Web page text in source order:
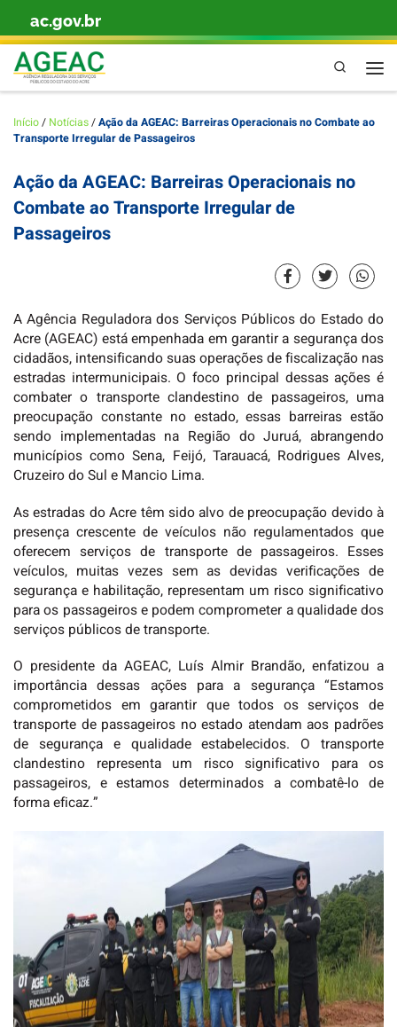
Skip to content
ac.gov.br
Pesquisa
Início/ Notícias/Ação da AGEAC: Barreiras Operacionais no Combate ao
Transporte Irregular de Passageiros
Ação da AGEAC: Barreiras Operacionais no
Combate ao Transporte Irregular de
Passageiros
A Agência Reguladora dos Serviços Públicos do Estado do
Acre (AGEAC) está empenhada em garantir a segurança dos
cidadãos, intensificando suas operações de fiscalização nas
estradas intermunicipais. O foco principal dessas ações é
combater o transporte clandestino de passageiros, uma
preocupação constante no estado, essas barreiras estão
sendo implementadas na Região do Juruá, abrangendo
municípios como Sena, Feijó, Tarauacá, Rodrigues Alves,
Cruzeiro do Sul e Mancio Lima.
As estradas do Acre têm sido alvo de preocupação devido à
presença crescente de veículos não regulamentados que
oferecem serviços de transporte de passageiros. Esses
veículos, muitas vezes sem as devidas verificações de
segurança e habilitação, representam um risco significativo
para os passageiros e podem comprometer a qualidade dos
serviços públicos de transporte.
O presidente da AGEAC, Luís Almir Brandão, enfatizou a
importância dessas ações para a segurança “Estamos
comprometidos em garantir que todos os serviços de
transporte de passageiros no estado atendam aos padrões
de segurança e qualidade estabelecidos. O transporte
clandestino representa um risco significativo para os
passageiros, e estamos determinados a combatê-lo de
forma eficaz.”